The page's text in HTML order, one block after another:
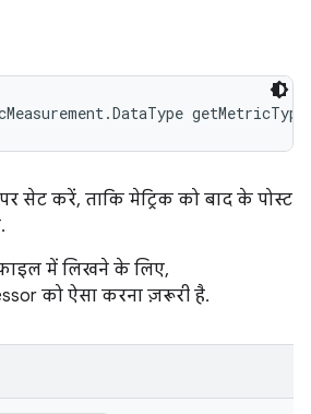
सेट करें, ताकि मेट्रिक को बाद के पोस्ट
में लिखने के लिए,
को ऐसा करना ज़रूरी है.